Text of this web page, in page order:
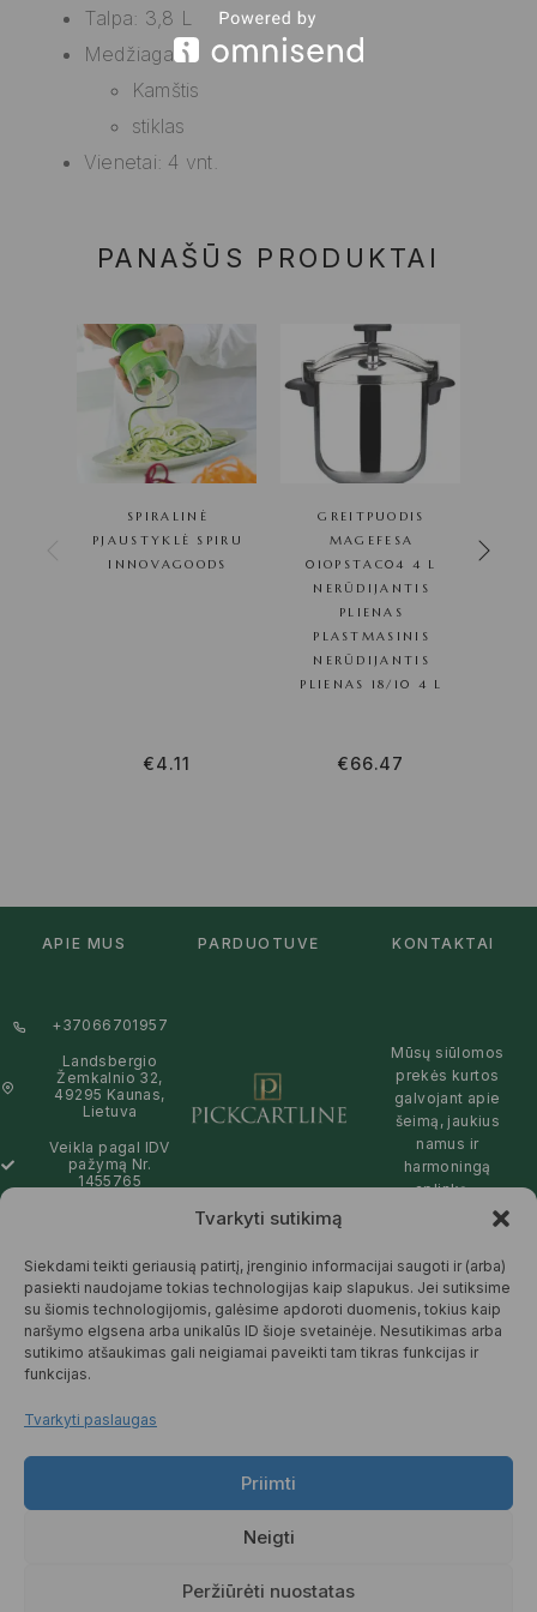
Tvarkyti sutikimą
Siekdami teikti geriausią patirtį, įrenginio informacijai saugoti ir (arba)
pasiekti naudojame tokias technologijas kaip slapukus. Jei sutiksime
su šiomis technologijomis, galėsime apdoroti duomenis, tokius kaip
naršymo elgsena arba unikalūs ID šioje svetainėje. Nesutikimas arba
sutikimo atšaukimas gali neigiamai paveikti tam tikras funkcijas ir
funkcijas.
Tvarkyti paslaugas
Priimti
Neigti
Peržiūrėti nuostatas
Talpa: 3,8 L
Medžiaga:
Kamštis
stiklas
Vienetai: 4 vnt.
PANAŠŪS PRODUKTAI
SPIRALINĖ
PJAUSTYKLĖ SPIRU
INNOVAGOODS
€4.11
GREITPUODIS
MAGEFESA
01OPSTAC04 4 L
NERŪDIJANTIS
PLIENAS
PLASTMASINIS
NERŪDIJANTIS
PLIENAS 18/10 4 L
€66.47
APIE MUS PARDUOTUVĖ KONTAKTAI
+37066701957
Landsbergio
Žemkalnio 32,
49295 Kaunas,
Lietuva
Veikla pagal IDV
pažymą Nr.
1455765
09:00 - 19:00
Mūsų siūlomos
prekės kurtos
galvojant apie
šeimą, jaukius
namus ir
harmoningą
aplinką –
draugiškos tiek
Jums, tiek
gamtai.
DAUGIAU
© 2025 Pickcartline.com. Visos
teisės saugomos.
PREKIŲ KEITIMAS IR GRĄŽINIMAS